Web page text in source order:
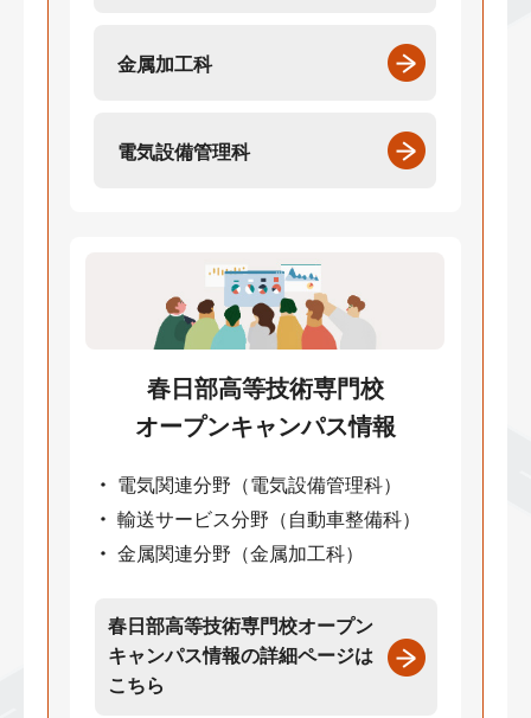
金属加工科
電気設備管理科
春日部高等技術専門校
オープンキャンパス情報
電気関連分野（電気設備管理科）
輸送サービス分野（自動車整備科）
金属関連分野（金属加工科）
春日部高等技術専門校オープン
キャンパス情報の詳細ページは
こちら